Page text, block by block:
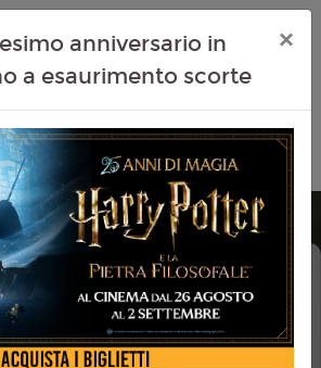
AND GROGU
CINEMA IN FESTA
anniversario in
a esaurimento scorte
×